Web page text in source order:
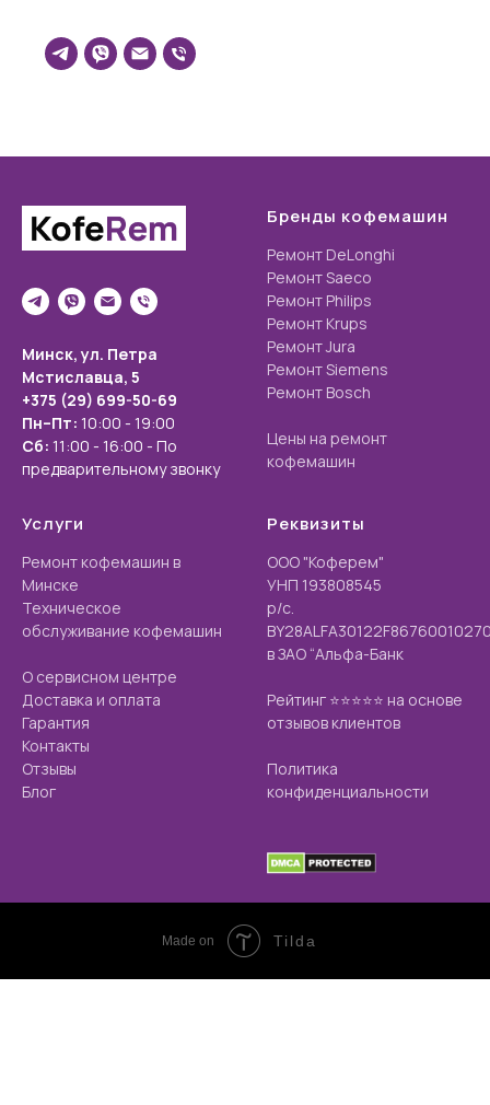
Минск, ул. Петра
Мстиславца, 5
+375 (29) 699-50-69
Пн–Пт: 10:00 - 19:00
Сб: 11:00 - 16:00 - По
предварительному звонку
Бренды кофемашин
Ремонт DeLonghi
Ремонт Saeco
Ремонт Philips
Ремонт Krups
Ремонт Jura
Ремонт Siemens
Ремонт Bosch
Цены на ремонт
кофемашин
Услуги
Ремонт кофемашин в
Минске
Техническое
обслуживание кофемашин
О сервисном центре
Доставка и оплата
Гарантия
Контакты
Отзывы
Блог
Реквизиты
ООО "Коферем"
УНП 193808545
р/с.
в ЗАО “Альфа-Банк
Рейтинг ⭐️⭐️⭐️⭐️⭐️ на основе
отзывов клиентов
Политика
конфиденциальности
Made on Tilda